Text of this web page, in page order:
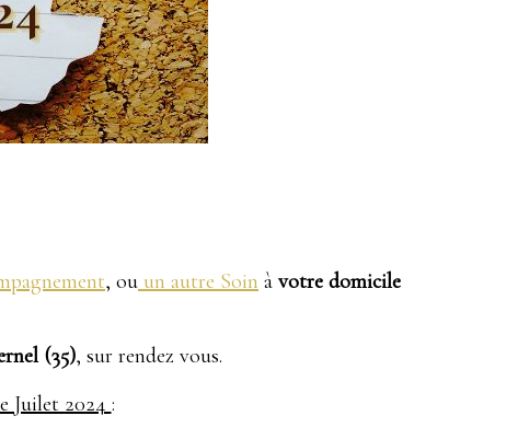
, ou un autre Soin à votre domicile
(35), sur rendez vous.
Juilet 2024 :